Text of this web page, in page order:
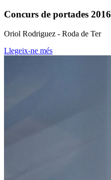
Concurs de portades 2016
Oriol Rodriguez - Roda de Ter
Llegeix-ne més